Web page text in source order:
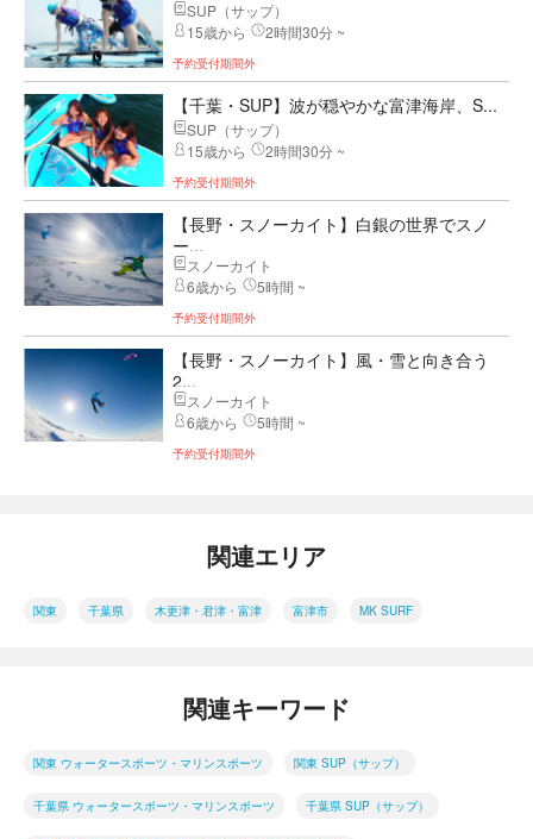
SUP（サップ）
15歳から
2時間30分 ~
予約受付期間外
【千葉・SUP】波が穏やかな富津海岸、S...
SUP（サップ）
15歳から
2時間30分 ~
予約受付期間外
【長野・スノーカイト】白銀の世界でスノ
ー...
スノーカイト
6歳から
5時間 ~
予約受付期間外
【長野・スノーカイト】風・雪と向き合う
2...
スノーカイト
6歳から
5時間 ~
予約受付期間外
関連エリア
関東 千葉県 木更津・君津・富津 富津市 MK SURF
関連キーワード
関東 ウォータースポーツ・マリンスポーツ 関東 SUP（サップ）
千葉県 ウォータースポーツ・マリンスポーツ 千葉県 SUP（サップ）